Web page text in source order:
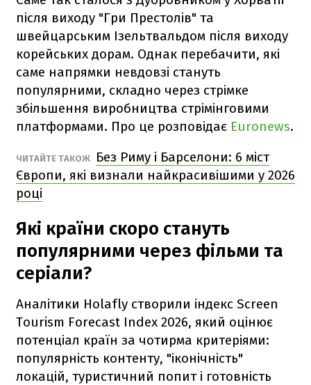
після виходу "Гри Престолів" та
швейцарським Ізельтвальдом після виходу
корейських дорам. Однак перебачити, які
саме напрямки невдовзі стануть
популярними, складно через стрімке
збільшення виробництва стрімінговими
платформами. Про це розповідає Euronews.
ЧИТАЙТЕ ТАКОЖ
Без Риму і Барселони: 6 міст
Європи, які визнали найкрасивішими у 2026
році
Які країни скоро стануть
популярними через фільми та
серіали?
Аналітики Holafly створили індекс Screen
Tourism Forecast Index 2026, який оцінює
потенціал країн за чотирма критеріями:
популярність контенту, "іконічність"
локацій, туристичний попит і готовність